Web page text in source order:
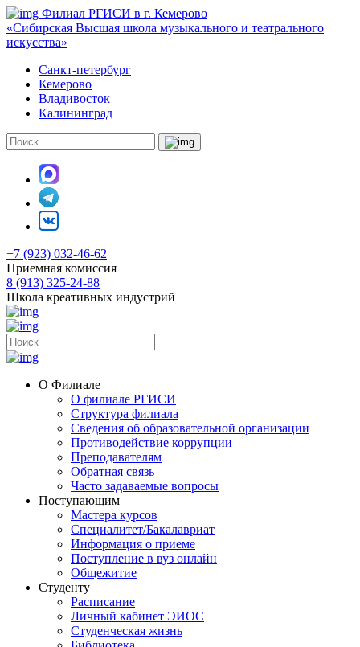
Филиал РГИСИ в г. Кемерово
«Сибирская Высшая школа музыкального и театрального
искусства»
Санкт-петербург
Кемерово
Владивосток
Калининград
+7 (923) 032-46-62
Приемная комиссия
8 (913) 325-24-88
Школа креативных индустрий
О Филиале
О филиале РГИСИ
Структура филиала
Сведения об образовательной организации
Противодействие коррупции
Преподавателям
Обратная связь
Часто задаваемые вопросы
Поступающим
Мастера курсов
Специалитет/Бакалавриат
Информация о приеме
Поступление в вуз онлайн
Общежитие
Студенту
Расписание
Личный кабинет ЭИОС
Студенческая жизнь